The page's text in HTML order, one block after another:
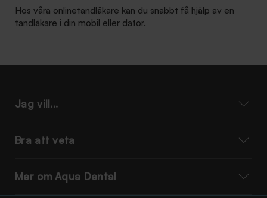
Hos våra onlinetandläkare kan du snabbt få hjälp av en
tandläkare i din mobil eller dator.
Jag vill...
Bra att veta
Mer om Aqua Dental